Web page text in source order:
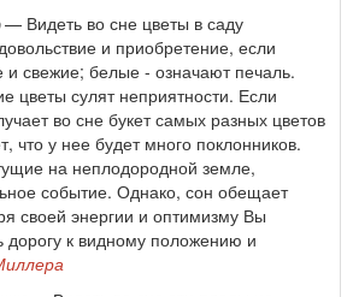
— Видеть во сне цветы в саду
и приобретение, если
и свежие; белые - означают печаль.
цветы сулят неприятности. Если
во сне букет самых разных цветов
что у нее будет много поклонников.
на неплодородной земле,
событие. Однако, сон обещает
своей энергии и оптимизму Вы
дорогу к видному положению и